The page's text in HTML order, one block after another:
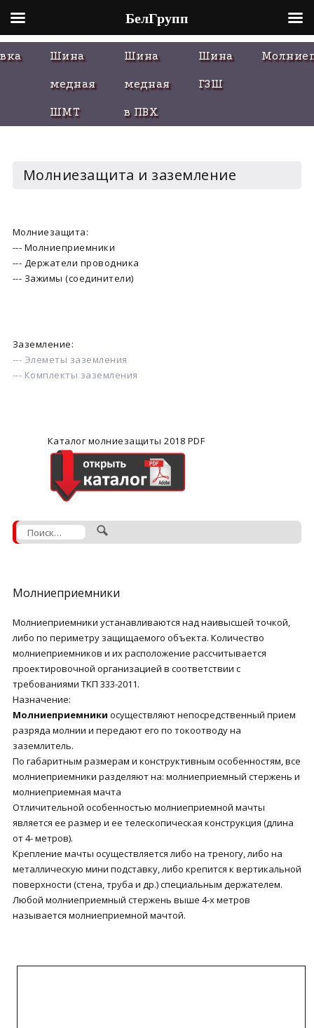
Skip
to
Шина
медная
ШМТ
Шина
медная
в ПВХ
Шина
ГЗШ
Молниезащита и заземление
Молниезащита:
--- Молниеприемники
--- Держатели проводника
--- Зажимы (соединители)
Заземление:
--- Элеметы заземления
--- Комплекты заземления
Каталог молниезащиты 2018 PDF
Молниеприемники
Молниеприемники устанавливаются над наивысшей точкой,
либо по периметру защищаемого объекта. Количество
молниеприемников и их расположение рассчитывается
проектировочной организацией в соответствии с
требованиями ТКП 333-2011.
Назначение:
Молниеприемники осуществляют непосредственный прием
разряда молнии и передают его по токоотводу на
заземлитель.
По габаритным размерам и конструктивным особенностям, все
молниеприемники разделяют на: молниеприемный стержень и
молниеприемная мачта
Отличительной особенностью молниеприемной мачты
является ее размер и ее телескопическая конструкция (длина
от 4- метров).
Крепление мачты осуществляется либо на треногу, либо на
металлическую мини подставку, либо крепится к вертикальной
поверхности (стена, труба и др.) специальным держателем.
Любой молниеприемный стержень выше 4-х метров
называется молниеприемной мачтой.
БелГрупп